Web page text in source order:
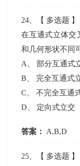
24 、【 多选题 】
在互通式立体交
和几何形状不同
A
、部分互通式
B
完全互通式
C 、不完全互通
D
定向式立交
答案： A,B,D
25 、【 多选题 】